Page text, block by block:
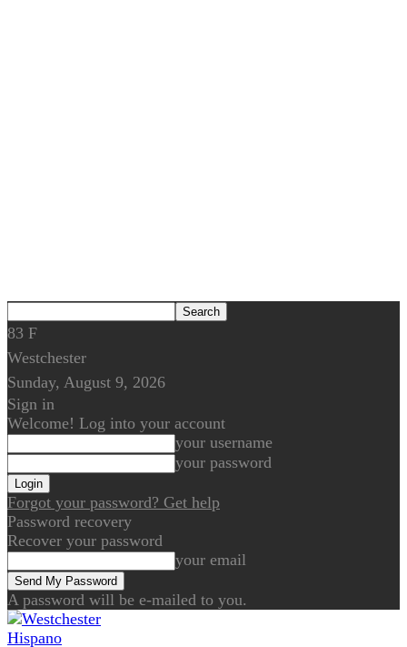
83 F
Westchester
Sunday, August 9, 2026
Sign in
Welcome! Log into your account
your username
your password
Forgot your password? Get help
Password recovery
Recover your password
your email
A password will be e-mailed to you.